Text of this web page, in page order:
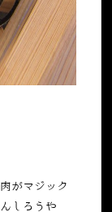
がマジック
しろうや